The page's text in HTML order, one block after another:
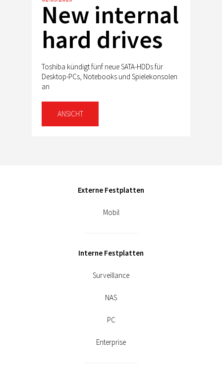
New internal
hard drives
Toshiba kündigt fünf neue SATA-HDDs für
Desktop-PCs, Notebooks und Spielekonsolen
an
ANSICHT
Externe Festplatten
Mobil
Interne Festplatten
Surveillance
NAS
PC
Enterprise